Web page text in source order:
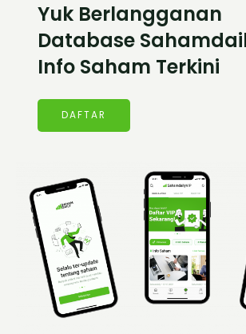
Yuk Berlangganan
Database
Info Saham Terkini
DAFTAR